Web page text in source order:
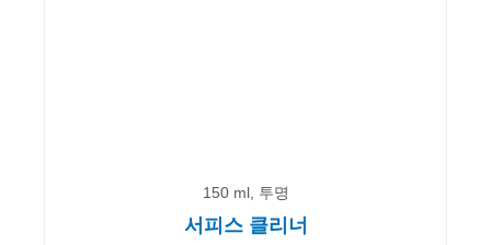
150 ml, 투명
서피스 클리너